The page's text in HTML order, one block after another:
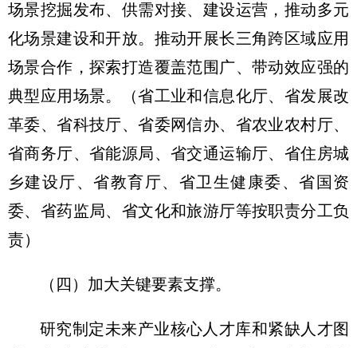
场景挖掘发布、供需对接、建设运营，推动多元
化场景建设和开放。推动开展长三角跨区域应用
场景合作，探索打造覆盖范围广、带动效应强的
典型应用场景。
（省工业和信息化厅、省发展改
革委、省科技厅、省委网信办、省农业农村厅、
省商务厅、省能源局、省交通运输厅、省住房城
乡建设厅、省教育厅、省卫生健康委、省国资
委、省药监局、省文化和旅游厅等按职责分工负
责）
（四）加大关键要素支撑。
研究制定未来产业核心人才库和紧缺人才图